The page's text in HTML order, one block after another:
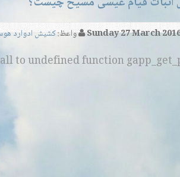
واعظ:کشیش ادوارد
to undefined function